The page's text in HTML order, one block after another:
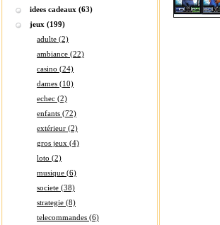
idees cadeaux (63)
jeux (199)
adulte (2)
ambiance (22)
casino (24)
dames (10)
echec (2)
enfants (72)
extérieur (2)
gros jeux (4)
loto (2)
musique (6)
societe (38)
strategie (8)
telecommandes (6)